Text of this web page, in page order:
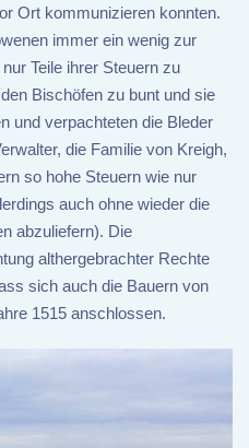
Ort kommunizieren konnten.
immer ein wenig zur
Teile ihrer Steuern zu
Bischöfen zu bunt und sie
und verpachteten die Bleder
die Familie von Kreigh,
so hohe Steuern wie nur
auch ohne wieder die
abzuliefern). Die
althergebrachter Rechte
sich auch die Bauern von
1515 anschlossen.